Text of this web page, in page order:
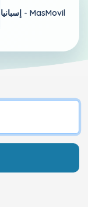
إسبانيا - MasMovil